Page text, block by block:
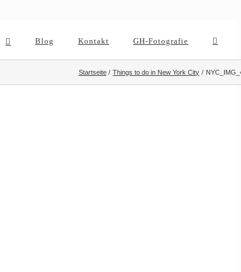
Blog Kontakt GH-Fotografie
Startseite Things to do in New York City